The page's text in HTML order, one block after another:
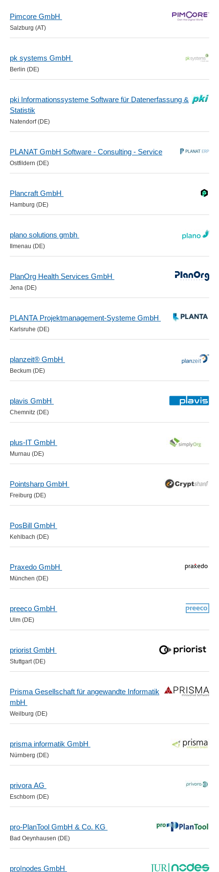
Pimcore GmbH
Salzburg (AT)
pk systems GmbH
Berlin (DE)
pki Informationssysteme Software für Datenerfassung &
Statistik
Natendorf (DE)
PLANAT GmbH Software - Consulting - Service
Ostfildern (DE)
Plancraft GmbH
Hamburg (DE)
plano solutions gmbh
Ilmenau (DE)
PlanOrg Health Services GmbH
Jena (DE)
PLANTA Projektmanagement-Systeme GmbH
Karlsruhe (DE)
planzeit® GmbH
Beckum (DE)
plavis GmbH
Chemnitz (DE)
plus-IT GmbH
Murnau (DE)
Pointsharp GmbH
Freiburg (DE)
PosBill GmbH
Kehlbach (DE)
Praxedo GmbH
München (DE)
preeco GmbH
Ulm (DE)
priorist GmbH
Stuttgart (DE)
Prisma Gesellschaft für angewandte Informatik
mbH
Weilburg (DE)
prisma informatik GmbH
Nürnberg (DE)
privora AG
Eschborn (DE)
pro-PlanTool GmbH & Co. KG
Bad Oeynhausen (DE)
pro|nodes GmbH